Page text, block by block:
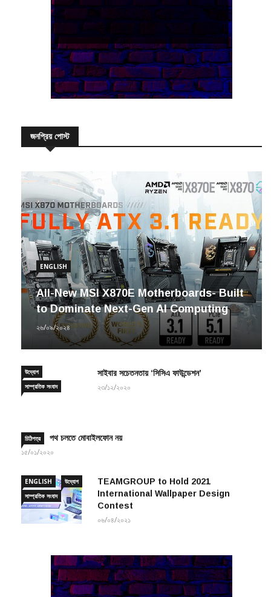
জনপ্রিয় পোস্ট
ENGLISH
All-New MSI X870E Motherboards- Built
to Dominate Next-Gen AI Computing
২৬/০৯/২০২৪
উদ্যোগ
সাম্প্রতিক সংবাদ
সাইবার সচেতনতায় ‘সিসিএ ফাউন্ডেশন’
২৩/১২/২০২০
চিঠিপত্র পথ চলতে মোবাইলফোন নয়
১৫/০১/২০২০
ENGLISH
উদ্যোগ
সাম্প্রতিক সংবাদ
TEAMGROUP to Hold 2021
International Wallpaper Design
Contest
০৬/০৪/২০২১